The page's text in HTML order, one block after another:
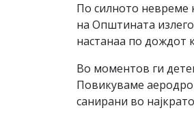
По силното невреме
на Општината
настанаа по дождот
Во моментов ги
Повикуваме
санирани во